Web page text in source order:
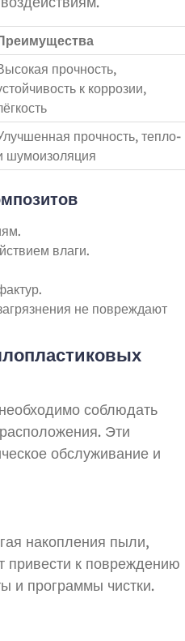
прочность,
к коррозии,
прочность, тепло-
шумоизоляция
влаги.
не повреждают
соблюдать
Эти
обслуживание и
накопления пыли,
привести к повреждению
и программы чистки.